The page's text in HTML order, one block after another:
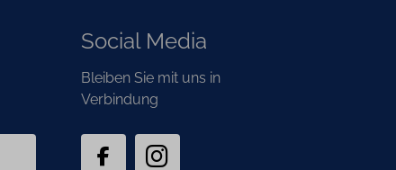
Social Media
Bleiben Sie mit uns in
Verbindung